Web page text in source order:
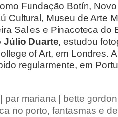
Fundação Botín,
Cultural, Museu de Arte
Salles e Pinacoteca do
Júlio Duarte, estudou
of Art, em Londres.
regularmente, em
par mariana bette gordon
no porto, fantasmas e